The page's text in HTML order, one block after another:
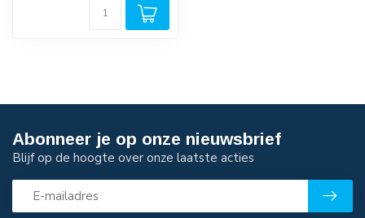
Reduceerventi...
Abonneer je op onze nieuwsbrief
Blijf op de hoogte over onze laatste acties